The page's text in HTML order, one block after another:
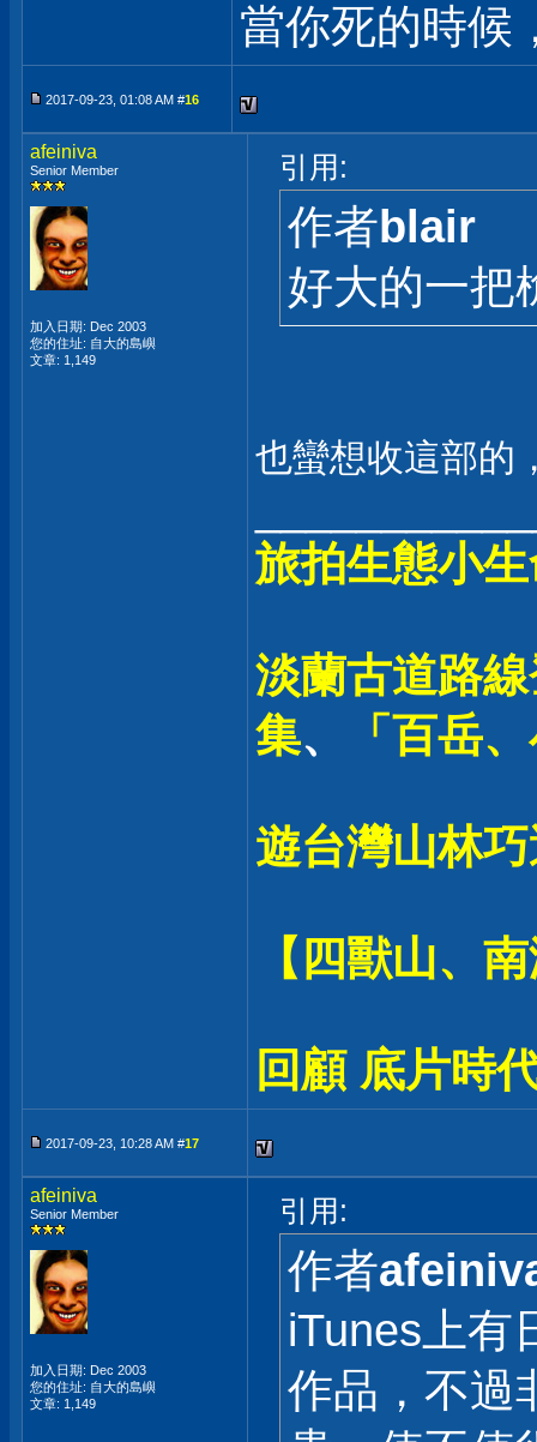
當你死的時候
2017-09-23, 01:08 AM #16
afeiniva
Senior Member
加入日期: Dec 2003
您的住址: 自大的島嶼
文章: 1,149
引用:
作者blair
好大的一
也蠻想收這部的
旅拍生態小
淡蘭古道路
集、 「百岳
遊台灣山林
【四獸山、
回顧 底片時
2017-09-23, 10:28 AM #17
afeiniva
Senior Member
加入日期: Dec 2003
您的住址: 自大的島嶼
文章: 1,149
引用:
作者
iTunes上有
作品，不過